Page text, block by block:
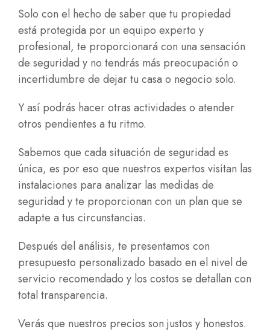
Solo con el hecho de saber que tu propiedad
está protegida por un equipo experto y
profesional, te proporcionará con una sensación
de seguridad y no tendrás más preocupación o
incertidumbre de dejar tu casa o negocio solo.
Y así podrás hacer otras actividades o atender
otros pendientes a tu ritmo.
Sabemos que cada situación de seguridad es
única, es por eso que nuestros expertos visitan las
instalaciones para analizar las medidas de
seguridad y te proporcionan con un plan que se
adapte a tus circunstancias.
Después del análisis, te presentamos con
presupuesto personalizado basado en el nivel de
servicio recomendado y los costos se detallan con
total transparencia.
Verás que nuestros precios son justos y honestos.